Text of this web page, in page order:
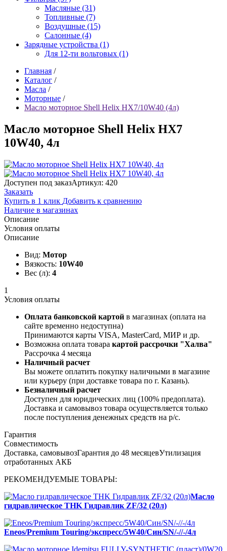
Масляные (31)
Топливные (7)
Воздушные (15)
Салонные (4)
Зарядные устройства (1)
Для 12-ти вольтовых (1)
Главная /
Каталог /
Масла /
Моторные /
Масло моторное Shell Helix HX7/10W40 (4л)
Масло моторное Shell Helix HX7
10W40, 4л
Доступен под заказАртикул: 420
Заказать
Купить в 1 клик Добавить к сравнению
Наличие в магазинах
Описание
Условия оплаты
Описание
Вид: Мотор
Вязкость: 10W40
Вес (л): 4
1
Условия оплаты
Оплата банковской картой в магазинах (оплата на
сайте временно недоступна)
Принимаются карты VISA, MasterCard, МИР и др.
Возможна оплата товара картой рассрочки "Халва"
Рассрочка 4 месяца
Наличный расчет
Вы можете оплатить покупку наличными в магазине
или курьеру (при доставке товара по г. Казань).
Безналичный расчет
Доступен для юридических лиц (100% предоплата).
Доставка и самовывоз товара осуществляется только
после поступления денежных средств на р/c.
Гарантия
Совместимость
Доставка, самовывозГарантия до 48 месяцевУтилизация
отработанных АКБ
РЕКОМЕНДУЕМЫЕ ТОВАРЫ:
Масло
гидравлическое THK Гидравлик ZF/32 (20л)
Eneos/Premium Touring/экспресс/5W40/Син/SN/-//-/4л